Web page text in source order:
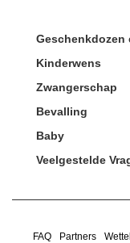
Geschenkdozen
Kinderwens
Zwangerschap
Bevalling
Baby
Veelgestelde
FAQ Partners